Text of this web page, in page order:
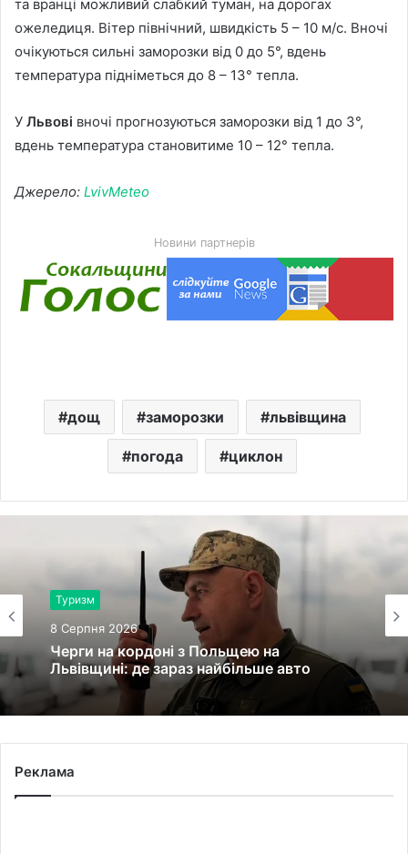
та вранці можливий слабкий туман, на дорогах
ожеледиця. Вітер північний, швидкість 5 – 10 м/с. Вночі
очікуються сильні заморозки від 0 до 5°, вдень
температура підніметься до 8 – 13° тепла.
У Львові вночі прогнозуються заморозки від 1 до 3°,
вдень температура становитиме 10 – 12° тепла.
Джерело: LvivMeteo
Новини партнерів
дощ заморозки львівщина
погода циклон
Туризм
8 Серпня 2026
Черги на кордоні з Польщею на
Львівщині: де зараз найбільше авто
Реклама